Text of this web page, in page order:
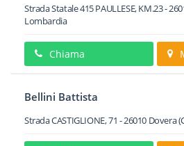
Strada Statale 415 PAULLESE, KM.23-
Lombardia
Chiama
Bellini Battista
Strada CASTIGLIONE, 71 -26010 Dovera